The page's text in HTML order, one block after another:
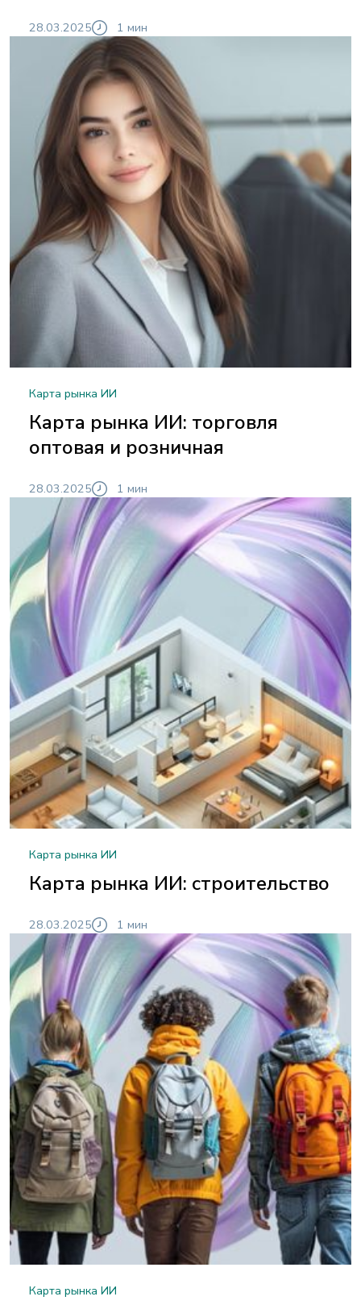
28.03.2025 1 мин
Карта рынка ИИ
Карта рынка ИИ: торговля
оптовая и розничная
28.03.2025 1 мин
Карта рынка ИИ
Карта рынка ИИ: строительство
28.03.2025 1 мин
Карта рынка ИИ